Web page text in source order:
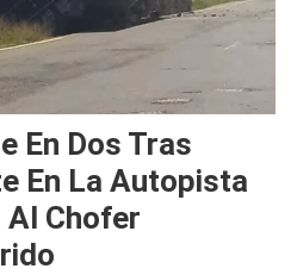
En Dos Tras
En La Autopista
Al Chofer